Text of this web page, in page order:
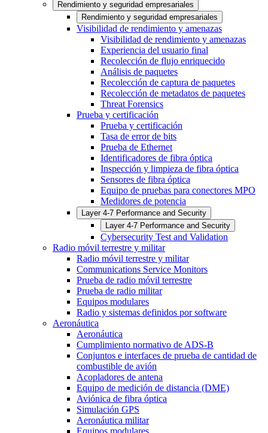
Rendimiento y seguridad empresariales
Rendimiento y seguridad empresariales
Visibilidad de rendimiento y amenazas
Visibilidad de rendimiento y amenazas
Experiencia del usuario final
Recolección de flujo enriquecido
Análisis de paquetes
Recolección de captura de paquetes
Recolección de metadatos de paquetes
Threat Forensics
Prueba y certificación
Prueba y certificación
Tasa de error de bits
Prueba de Ethernet
Identificadores de fibra óptica
Inspección y limpieza de fibra óptica
Sensores de fibra óptica
Equipo de pruebas para conectores MPO
Medidores de potencia
Layer 4-7 Performance and Security
Layer 4-7 Performance and Security
Cybersecurity Test and Validation
Radio móvil terrestre y militar
Radio móvil terrestre y militar
Communications Service Monitors
Prueba de radio móvil terrestre
Prueba de radio militar
Equipos modulares
Radio y sistemas definidos por software
Aeronáutica
Aeronáutica
Cumplimiento normativo de ADS-B
Conjuntos e interfaces de prueba de cantidad de
combustible de avión
Acopladores de antena
Equipo de medición de distancia (DME)
Aviónica de fibra óptica
Simulación GPS
Aeronáutica militar